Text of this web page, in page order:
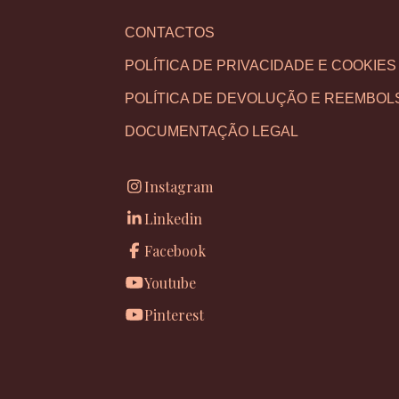
CONTACTOS
POLÍTICA DE PRIVACIDADE E COOKIES
POLÍTICA DE DEVOLUÇÃO E
DOCUMENTAÇÃO LEGAL
Instagram
Linkedin
Facebook
Youtube
Pinterest